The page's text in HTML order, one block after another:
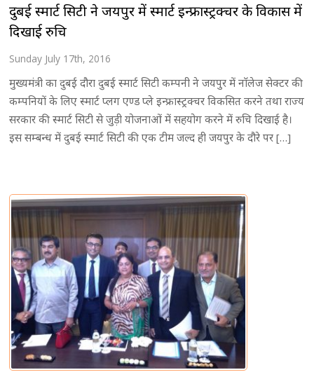
दुबई स्मार्ट सिटी ने जयपुर में स्मार्ट इन्फ्रास्ट्रक्चर के विकास में
दिखाई रुचि
Sunday July 17th, 2016
मुख्यमंत्री का दुबई दौरा दुबई स्मार्ट सिटी कम्पनी ने जयपुर में नाॅलेज सेक्टर की
कम्पनियों के लिए स्मार्ट प्लग एण्ड प्ले इन्फ्रास्ट्रक्चर विकसित करने तथा राज्य
सरकार की स्मार्ट सिटी से जुड़ी योजनाओं में सहयोग करने में रुचि दिखाई है।
इस सम्बन्ध में दुबई स्मार्ट सिटी की एक टीम जल्द ही जयपुर के दौरे पर […]